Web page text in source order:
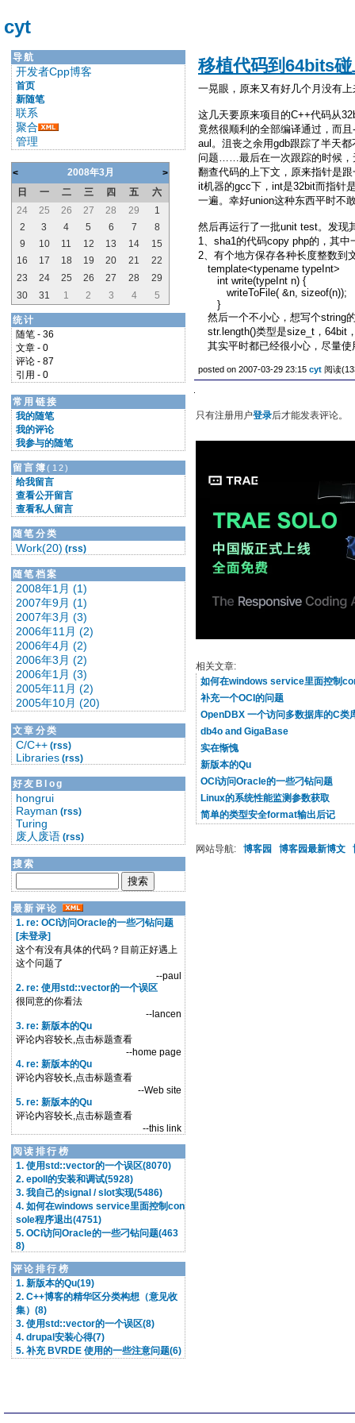
cyt
导航
开发者Cpp博客
首页
新随笔
联系
聚合
管理
< 2008年3月
>
日
一 二 三 四 五
六
24
25 26 27 28 29
1
2
3 4 5 6 7
8
9
10 11 12 13 14
15
16
17 18 19 20 21
22
23
24 25 26 27 28
29
30
31 1 2 3 4 5
统计
随笔 - 36
文章 - 0
评论 - 87
引用 - 0
常用链接
我的随笔
我的评论
我参与的随笔
留言簿(12)
给我留言
查看公开留言
查看私人留言
随笔分类
Work(20) (rss)
随笔档案
2008年1月 (1)
2007年9月 (1)
2007年3月 (3)
2006年11月 (2)
2006年4月 (2)
2006年3月 (2)
2006年1月 (3)
2005年11月 (2)
2005年10月 (20)
文章分类
C/C++ (rss)
Libraries (rss)
好友Blog
hongrui
Rayman (rss)
Turing
废人废语 (rss)
搜索
最新评论
1. re: OCI访问Oracle的一些刁钻问题
[未登录]
这个有没有具体的代码？目前正好遇上
这个问题了
--paul
2. re: 使用std::vector的一个误区
很同意的你看法
--lancen
3. re: 新版本的Qu
评论内容较长,点击标题查看
--home page
4. re: 新版本的Qu
评论内容较长,点击标题查看
--Web site
5. re: 新版本的Qu
评论内容较长,点击标题查看
--this link
阅读排行榜
1. 使用std::vector的一个误区(8070)
2. epoll的安装和调试(5928)
3. 我自己的signal / slot实现(5486)
4. 如何在windows service里面控制con
sole程序退出(4751)
5. OCI访问Oracle的一些刁钻问题(463
8)
评论排行榜
1. 新版本的Qu(19)
2. C++博客的精华区分类构想（意见收
集）(8)
3. 使用std::vector的一个误区(8)
4. drupal安装心得(7)
5. 补充 BVRDE 使用的一些注意问题(6)
移植代码到64bits
一晃眼，原来又有好几个月没有
这几天要原来项目的C++代码从
竟然很顺利的全部编译通过，而
aul。沮丧之余用gdb跟踪了半天
问题……最后在一次跟踪的时候，
翻查代码的上下文，原来指针是
it机器的gcc下，int是32bit而指针
一遍。幸好union这种东西平时不
然后再运行了一批unit test。发现
1、sha1的代码copy php的，其
2、有个地方保存各种长度整数到
template<typename typeInt>
int write(typeInt n) {
writeToFile( &n, sizeof(n));
}
然后一个不小心，想写个string
str.length()类型是size_t，64bit
其实平时都已经很小心，尽量
posted on 2007-03-29 23:15 cyt 阅读
只有注册用户登录后才能发表评论。
相关文章:
如何在windows service里面控制
补充一个OCI的问题
OpenDBX 一个访问多数据库的C类
db4o and GigaBase
实在惭愧
新版本的Qu
OCI访问Oracle的一些刁钻问题
Linux的系统性能监测参数获取
简单的类型安全format输出后记
网站导航: 博客园 博客园最新博文